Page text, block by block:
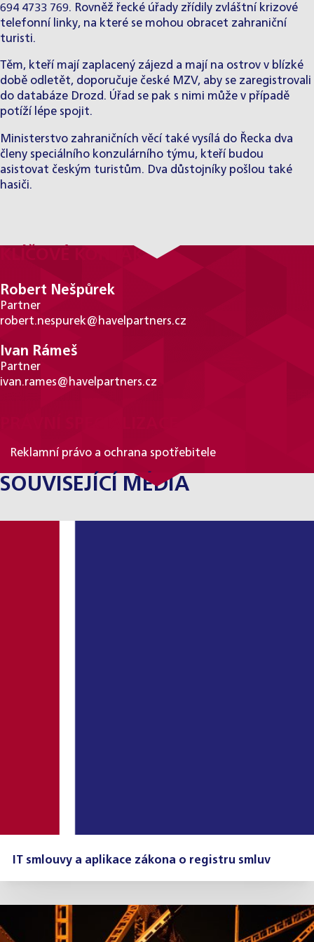
694 4733 769. Rovněž řecké úřady zřídily zvláštní krizové
telefonní linky, na které se mohou obracet zahraniční
turisti.
Těm, kteří mají zaplacený zájezd a mají na ostrov v blízké
době odletět, doporučuje české MZV, aby se zaregistrovali
do databáze Drozd. Úřad se pak s nimi může v případě
potíží lépe spojit.
Ministerstvo zahraničních věcí také vysílá do Řecka dva
členy speciálního konzulárního týmu, kteří budou
asistovat českým turistům. Dva důstojníky pošlou také
hasiči.
KLÍČOVÉ KONTAKTY
Robert Nešpůrek
Partner
robert.nespurek@havelpartners.cz
Ivan Rámeš
Partner
ivan.rames@havelpartners.cz
Reklamní právo a ochrana spotřebitele
SOUVISEJÍCÍ MÉDIA
IT smlouvy a aplikace zákona o registru smluv